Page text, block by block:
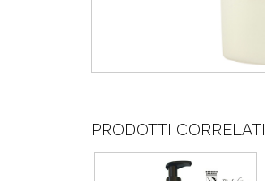
PRODOTTI CORRELATI